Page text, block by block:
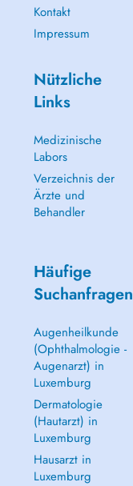
Kontakt
Impressum
Nützliche
Links
Medizinische
Labors
Verzeichnis der
Ärzte und
Behandler
Häufige
Suchanfragen
Augenheilkunde
(Ophthalmologie -
Augenarzt) in
Luxemburg
Dermatologie
(Hautarzt) in
Luxemburg
Hausarzt in
Luxemburg